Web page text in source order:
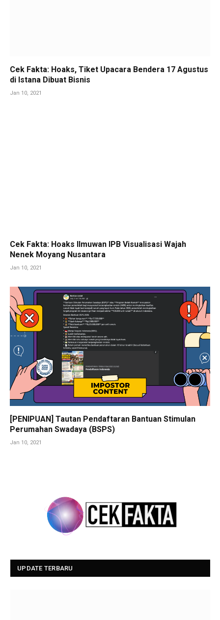
Cek Fakta: Hoaks, Tiket Upacara Bendera 17 Agustus
di Istana Dibuat Bisnis
Jan 10, 2021
Cek Fakta: Hoaks Ilmuwan IPB Visualisasi Wajah
Nenek Moyang Nusantara
Jan 10, 2021
[PENIPUAN] Tautan Pendaftaran Bantuan Stimulan
Perumahan Swadaya (BSPS)
Jan 10, 2021
UPDATE TERBARU